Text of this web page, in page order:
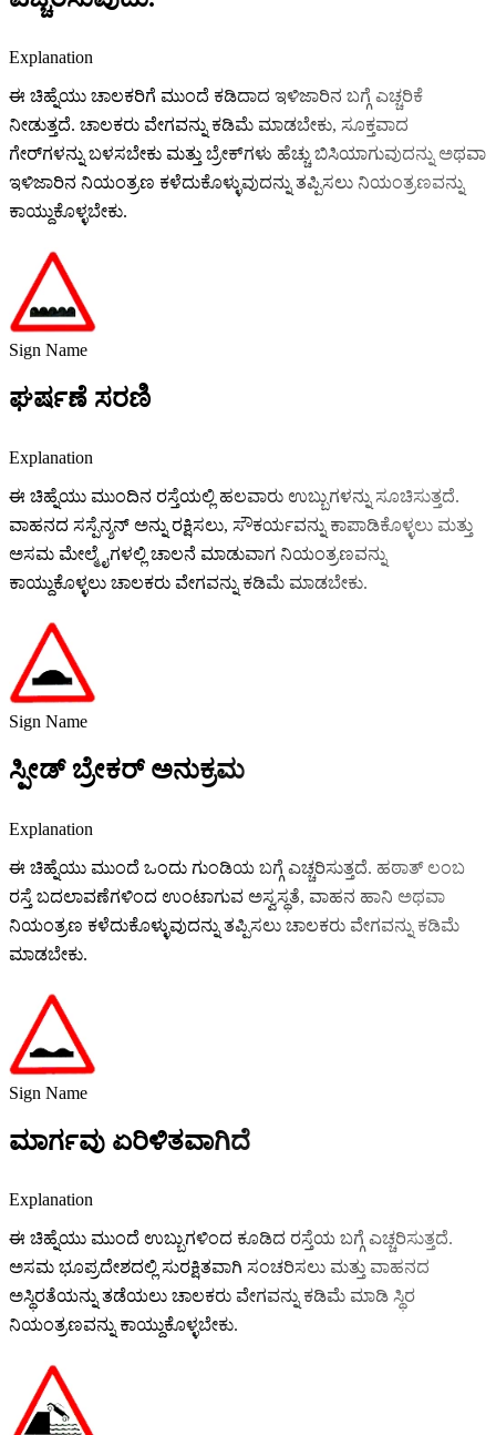
Explanation
ಈ ಚಿಹ್ನೆಯು ಚಾಲಕರಿಗೆ ಮುಂದೆ ಕಡಿದಾದ ಇಳಿಜಾರಿನ ಬಗ್ಗೆ ಎಚ್ಚರಿಕೆ
ನೀಡುತ್ತದೆ. ಚಾಲಕರು ವೇಗವನ್ನು ಕಡಿಮೆ ಮಾಡಬೇಕು, ಸೂಕ್ತವಾದ
ಗೇರ್‌ಗಳನ್ನು ಬಳಸಬೇಕು ಮತ್ತು ಬ್ರೇಕ್‌ಗಳು ಹೆಚ್ಚು ಬಿಸಿಯಾಗುವುದನ್ನು ಅಥವಾ
ಇಳಿಜಾರಿನ ನಿಯಂತ್ರಣ ಕಳೆದುಕೊಳ್ಳುವುದನ್ನು ತಪ್ಪಿಸಲು ನಿಯಂತ್ರಣವನ್ನು
ಕಾಯ್ದುಕೊಳ್ಳಬೇಕು.
Sign Name
ಘರ್ಷಣೆ ಸರಣಿ
Explanation
ಈ ಚಿಹ್ನೆಯು ಮುಂದಿನ ರಸ್ತೆಯಲ್ಲಿ ಹಲವಾರು ಉಬ್ಬುಗಳನ್ನು ಸೂಚಿಸುತ್ತದೆ.
ವಾಹನದ ಸಸ್ಪೆನ್ಶನ್ ಅನ್ನು ರಕ್ಷಿಸಲು, ಸೌಕರ್ಯವನ್ನು ಕಾಪಾಡಿಕೊಳ್ಳಲು ಮತ್ತು
ಅಸಮ ಮೇಲ್ಮೈಗಳಲ್ಲಿ ಚಾಲನೆ ಮಾಡುವಾಗ ನಿಯಂತ್ರಣವನ್ನು
ಕಾಯ್ದುಕೊಳ್ಳಲು ಚಾಲಕರು ವೇಗವನ್ನು ಕಡಿಮೆ ಮಾಡಬೇಕು.
Sign Name
ಸ್ಪೀಡ್ ಬ್ರೇಕರ್ ಅನುಕ್ರಮ
Explanation
ಈ ಚಿಹ್ನೆಯು ಮುಂದೆ ಒಂದು ಗುಂಡಿಯ ಬಗ್ಗೆ ಎಚ್ಚರಿಸುತ್ತದೆ. ಹಠಾತ್ ಲಂಬ
ರಸ್ತೆ ಬದಲಾವಣೆಗಳಿಂದ ಉಂಟಾಗುವ ಅಸ್ವಸ್ಥತೆ, ವಾಹನ ಹಾನಿ ಅಥವಾ
ನಿಯಂತ್ರಣ ಕಳೆದುಕೊಳ್ಳುವುದನ್ನು ತಪ್ಪಿಸಲು ಚಾಲಕರು ವೇಗವನ್ನು ಕಡಿಮೆ
ಮಾಡಬೇಕು.
Sign Name
ಮಾರ್ಗವು ಏರಿಳಿತವಾಗಿದೆ
Explanation
ಈ ಚಿಹ್ನೆಯು ಮುಂದೆ ಉಬ್ಬುಗಳಿಂದ ಕೂಡಿದ ರಸ್ತೆಯ ಬಗ್ಗೆ ಎಚ್ಚರಿಸುತ್ತದೆ.
ಅಸಮ ಭೂಪ್ರದೇಶದಲ್ಲಿ ಸುರಕ್ಷಿತವಾಗಿ ಸಂಚರಿಸಲು ಮತ್ತು ವಾಹನದ
ಅಸ್ಥಿರತೆಯನ್ನು ತಡೆಯಲು ಚಾಲಕರು ವೇಗವನ್ನು ಕಡಿಮೆ ಮಾಡಿ ಸ್ಥಿರ
ನಿಯಂತ್ರಣವನ್ನು ಕಾಯ್ದುಕೊಳ್ಳಬೇಕು.